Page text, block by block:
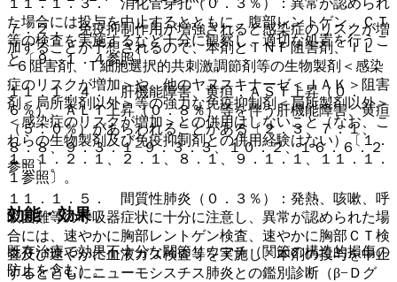
１１．１．３． 消化管穿孔（０．３％）：異常が認められ
た場合には投与を中止するとともに、腹部レントゲン、ＣＴ
等の検査を実施するなど十分に観察し、適切な処置を行うこ
と〔９．１．４参照〕。
１１．１．４． 肝機能障害、黄疸：ＡＳＴ上昇（０．
６％）、ＡＬＴ上昇（０．８％）等を伴う肝機能障害、黄疸
（５．０％）があらわれることがある〔２．３、７．１、
８．８、９．３．１−９．３．３、１０．２、１６．６．２
参照〕。
１１．１．５． 間質性肺炎（０．３％）：発熱、咳嗽、呼
吸困難等の呼吸器症状に十分に注意し、異常が認められた場
合には、速やかに胸部レントゲン検査、速やかに胸部ＣＴ検
査及び速やかに血液ガス検査等を実施し、本剤の投与を中止
するとともにニューモシスチス肺炎との鑑別診断（β−Ｄグ
７．２． 免疫抑制作用が増強されると感染症のリスクが増
加することが予想されるので、本剤とＴＮＦ阻害剤、ＩＬ
−６阻害剤、Ｔ細胞選択的共刺激調節剤等の生物製剤＜感染
症のリスクが増加＞や、他のヤヌスキナーゼ＜ＪＡＫ＞阻害
剤＜局所製剤以外＞等の強力な免疫抑制剤＜局所製剤以外＞
＜感染症のリスクが増加＞との併用はしないこと（なお、こ
れらの生物製剤及び免疫抑制剤との併用経験はない）〔１．
１、１．２．１、２．１、８．１、９．１．１、１１．１．
１参照〕。
効能・効果
既存治療で効果不十分な関節リウマチ（関節の構造的損傷の
防止を含む）。